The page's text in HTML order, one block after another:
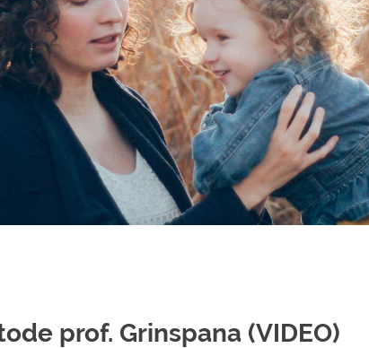
prof. Grinspana (VIDEO)